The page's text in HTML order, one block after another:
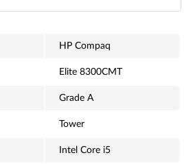
HP Compaq
Elite 8300CMT
Grade A
Tower
Intel Core i5